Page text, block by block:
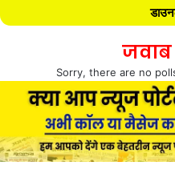
Sorry, there are no